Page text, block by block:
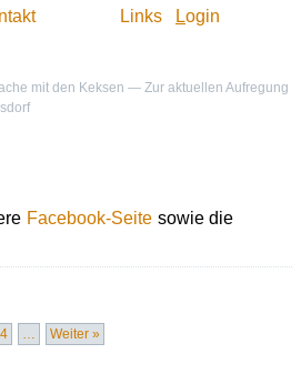
Links Login
mit den Keksen — Zur aktuellen Aufregung
Facebook-Seite sowie die
… Weiter »